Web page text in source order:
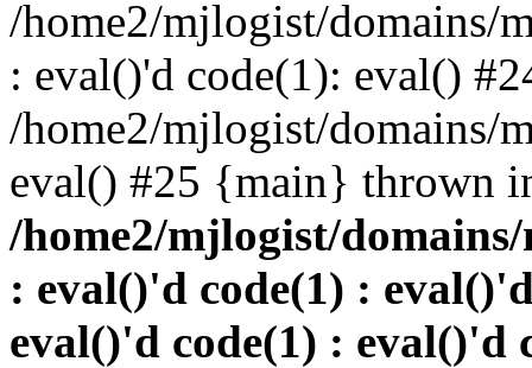
/home2/mjlogist/domains/
: eval()'d code(1): eval()
/home2/mjlogist/domains/
eval() #25 {main} thrown
/home2/mjlogist/
: eval()'d code(1) :
eval()'d code(1) : eval()'d